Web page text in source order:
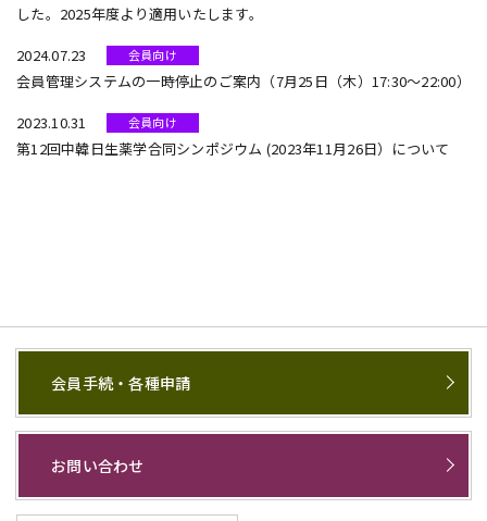
した。2025年度より適用いたします。
2024.07.23
会員向け
会員管理システムの一時停止のご案内（7月25日（木）17:30～22:00）
2023.10.31
会員向け
第12回中韓日生薬学合同シンポジウム (2023年11月26日）について
会員手続・各種申請
お問い合わせ